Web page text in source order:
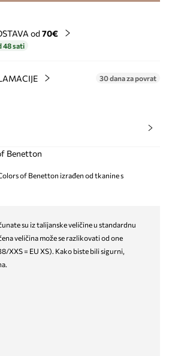
od 70€
48 sati
30 dana za povrat
Benetton
of Benetton izrađen od tkanine s
su iz talijanske veličine u standardnu
veličina može se razlikovati od one
XXS = EU XS). Kako biste bili sigurni,